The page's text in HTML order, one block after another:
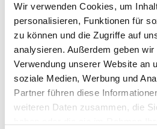
Wir verwenden Cookies, um
personalisieren, Funktionen für
zu können und die Zugriffe auf
analysieren. Außerdem geben
Verwendung unserer Website an
soziale Medien, Werbung und
Partner führen diese
weiteren Daten zusammen, die
davon zu sein wie seine ältere
ruhiger, sitzt oft einfach am
Armen. In St. Moritz taucht
dessen Name allen dreien
Und Lili ergreift einmal mehr
ihr Leben durch ein tragisches
den Fugen gerät.
2011